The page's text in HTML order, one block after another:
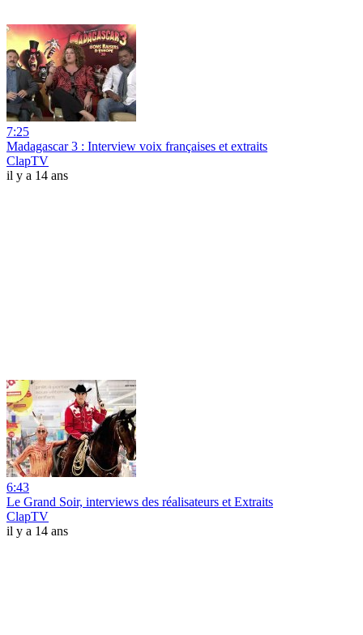
7:25
Madagascar 3 : Interview voix françaises et extraits
ClapTV
il y a 14 ans
6:43
Le Grand Soir, interviews des réalisateurs et Extraits
ClapTV
il y a 14 ans